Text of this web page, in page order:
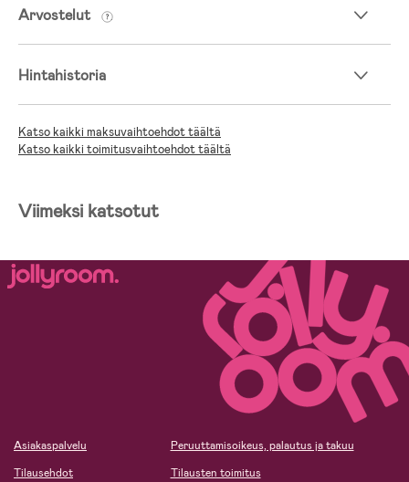
Arvostelut
Hintahistoria
Katso kaikki maksuvaihtoehdot täältä
Katso kaikki toimitusvaihtoehdot täältä
Viimeksi katsotut
Asiakaspalvelu
Tilausehdot
Peruuttamisoikeus, palautus ja takuu
Tilausten toimitus